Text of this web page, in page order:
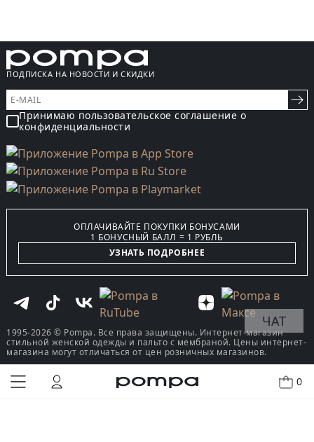
0
КУПИТЬ В ОДИН КЛИК
ПОДПИСКА НА НОВОСТИ И СКИДКИ
Принимаю пользовательское соглашение о
конфиденциальности
ОПЛАЧИВАЙТЕ ПОКУПКИ БОНУСАМИ
1 БОНУСНЫЙ БАЛЛ = 1 РУБЛЬ
УЗНАТЬ ПОДРОБНЕЕ
1995-2026 © Pompa. Все права защищены. Интернет-магазин
стильной женской одежды и пальто с мембраной. Цены интернет-
магазина могут отличаться от цен розничных магазинов.
ЧАТ